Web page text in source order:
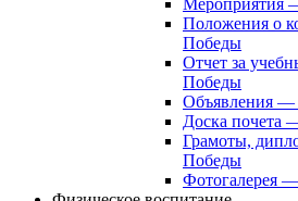
Мероприятия
Положения о
Победы
Отчет за
Победы
Объявления
Доска почета
Грамоты,
Победы
Фотогалерея